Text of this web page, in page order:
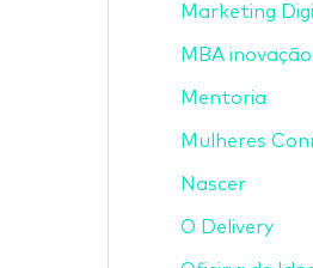
Marketing
MBA inovação
Mentoria
Mulheres
Nascer
O Delivery